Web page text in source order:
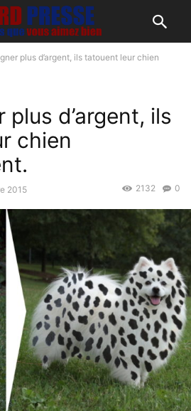
plus d’argent, ils tatouent leur chien
plus d’argent, ils
chien
2015 0
2132